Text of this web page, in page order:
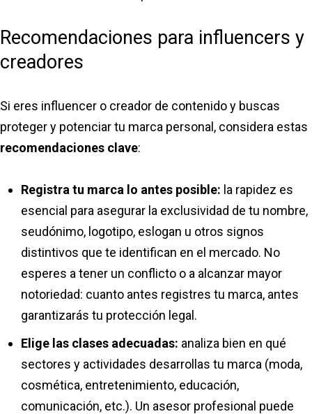
Recomendaciones para influencers y
creadores
Si eres influencer o creador de contenido y buscas
proteger y potenciar tu marca personal, considera estas
recomendaciones clave:
Registra tu marca lo antes posible: la rapidez es
esencial para asegurar la exclusividad de tu nombre,
seudónimo, logotipo, eslogan u otros signos
distintivos que te identifican en el mercado. No
esperes a tener un conflicto o a alcanzar mayor
notoriedad: cuanto antes registres tu marca, antes
garantizarás tu protección legal.
Elige las clases adecuadas: analiza bien en qué
sectores y actividades desarrollas tu marca (moda,
cosmética, entretenimiento, educación,
comunicación, etc.). Un asesor profesional puede